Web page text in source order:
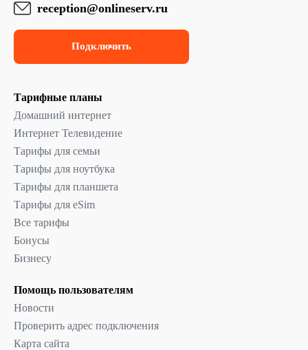
reception@onlineserv.ru
Подключить
Тарифные планы
Домашний интернет
Интернет Телевидение
Тарифы для семьи
Тарифы для ноутбука
Тарифы для планшета
Тарифы для eSim
Все тарифы
Бонусы
Бизнесу
Помощь пользователям
Новости
Проверить адрес подключения
Карта сайта